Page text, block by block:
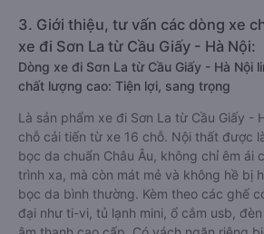
3. Giới thiệu, tư vấn các dòng xe
xe đi Sơn La từ Cầu Giấy - Hà Nội:
Dòng xe đi Sơn La từ Cầu Giấy - Hà Nội
chất lượng cao: Tiện lợi, sang trọng
Là sản phẩm xe đi Sơn La từ Cầu Giấy -
chỗ cải tiến từ xe 16 chỗ. Nội thất được
bọc da chuẩn Châu Âu, không chỉ êm ái
trình xa, mà còn mát mẻ và không hề bị
bọc da bình thường. Kèm theo các ghế
đại như ti-vi, tủ lạnh mini, ổ cắm usb,